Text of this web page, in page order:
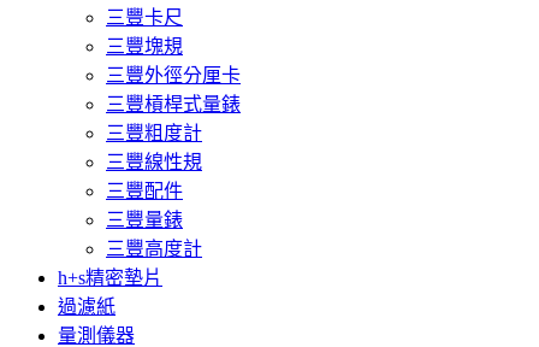
三豐卡尺
三豐塊規
三豐外徑分厘卡
三豐槓桿式量錶
三豐粗度計
三豐線性規
三豐配件
三豐量錶
三豐高度計
h+s精密墊片
過濾紙
量測儀器